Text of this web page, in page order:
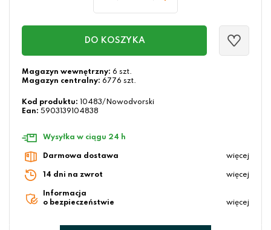
DO KOSZYKA
Magazyn wewnętrzny: 6 szt.
Magazyn centralny: 6776 szt.
Kod produktu:
10483/Nowodvorski
Ean: 5903139104838
Wysyłka w ciągu 24 h
Darmowa dostawa więcej
14 dni na zwrot więcej
Informacja
o bezpieczeństwie
więcej